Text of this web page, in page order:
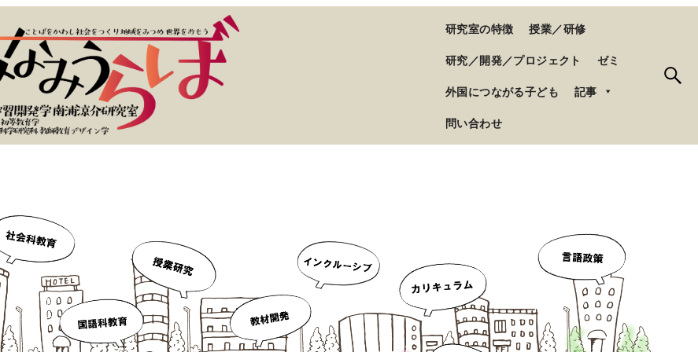
研究室の特徴
授業／研修
研究／開発／プロジェクト
ゼミ
外国につながる子ども
記事
問い合わせ